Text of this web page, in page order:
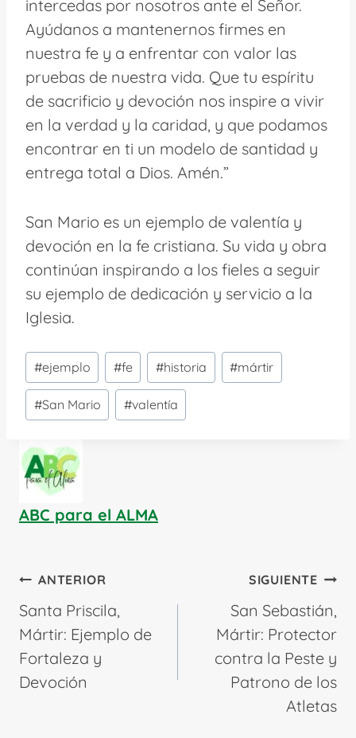
intercedas por nosotros ante el Señor.
Ayúdanos a mantenernos firmes en
nuestra fe y a enfrentar con valor las
pruebas de nuestra vida. Que tu espíritu
de sacrificio y devoción nos inspire a vivir
en la verdad y la caridad, y que podamos
encontrar en ti un modelo de santidad y
entrega total a Dios. Amén.”
San Mario es un ejemplo de valentía y
devoción en la fe cristiana. Su vida y obra
continúan inspirando a los fieles a seguir
su ejemplo de dedicación y servicio a la
Iglesia.
Etiquetas
de
la
#ejemplo #fe #historia #mártir
#San Mario #valentía
ABC para el ALMA
Navegación
de
entradas
ANTERIOR
Santa Priscila,
Mártir: Ejemplo de
Fortaleza y
Devoción
SIGUIENTE
San Sebastián,
Mártir: Protector
contra la Peste y
Patrono de los
Atletas